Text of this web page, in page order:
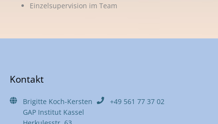
Einzelsupervision im Team
Kontakt
Brigitte Koch-Kersten
GAP Institut Kassel
+49 561 77 37 02